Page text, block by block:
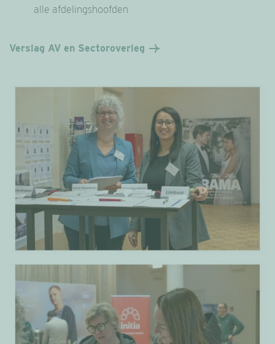
alle afdelingshoofden
Verslag AV en Sectoroverleg